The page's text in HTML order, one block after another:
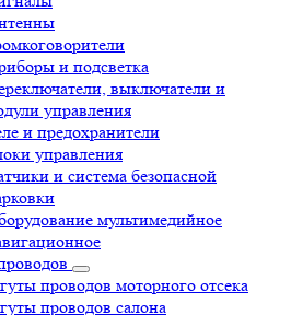
и подсветка
выключатели и
управления
и предохранители
управления
и система безопасной
мультимедийное
проводов моторного отсека
проводов салона